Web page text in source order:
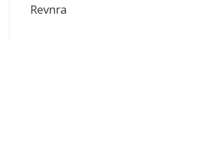
Revnra